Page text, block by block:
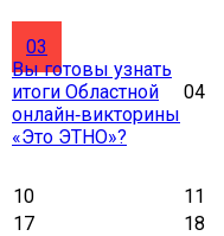
03
Вы готовы узнать
итоги Областной
онлайн‑викторины
«Это ЭТНО»?
04
10 11
17
18